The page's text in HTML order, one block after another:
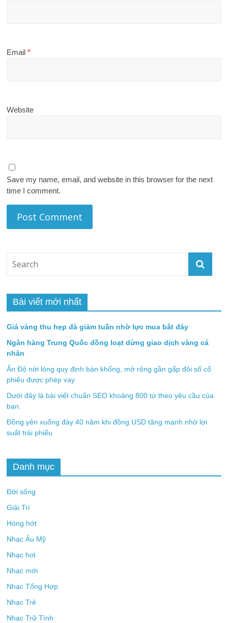
Email*
Website
Save my name, email, and website in this browser for the next
time I comment.
Bài viết mới nhất
Giá vàng thu hẹp đà giảm tuần nhờ lực mua bắt đáy
Ngân hàng Trung Quốc đồng loạt dừng giao dịch vàng cá
nhân
Ấn Độ nới lỏng quy định bán khống, mở rộng gần gấp đôi số cổ
phiếu được phép vay
Dưới đây là bài viết chuẩn SEO khoảng 800 từ theo yêu cầu của
bạn.
Đồng yên xuống đáy 40 năm khi đồng USD tăng mạnh nhờ lợi
suất trái phiếu
Danh mục
Đời sống
Giải Trí
Hóng hớt
Nhạc Âu Mỹ
Nhạc hot
Nhạc mới
Nhạc Tổng Hợp
Nhạc Trẻ
Nhạc Trữ Tình